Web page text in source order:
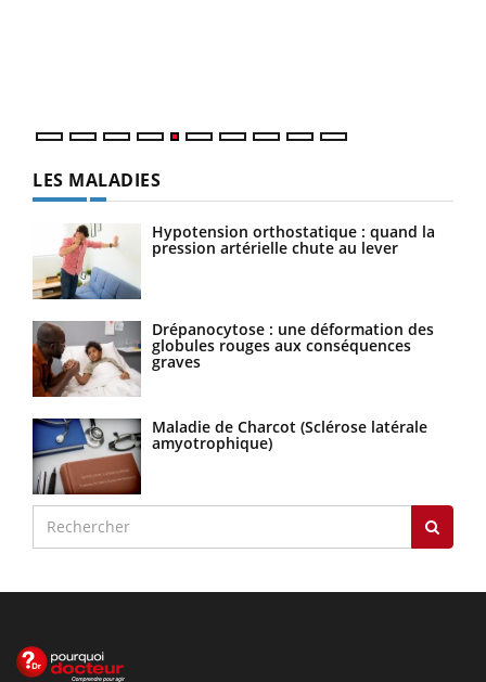
LES MALADIES
Hypotension orthostatique : quand la
pression artérielle chute au lever
Drépanocytose : une déformation des
globules rouges aux conséquences
graves
Maladie de Charcot (Sclérose latérale
amyotrophique)